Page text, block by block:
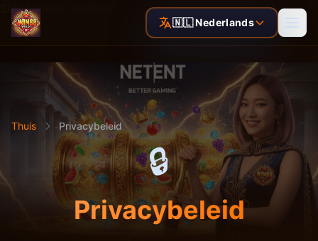
Skip to main content
🇳🇱 Nederlands
Thuis Privacybeleid
🔒
Privacybeleid